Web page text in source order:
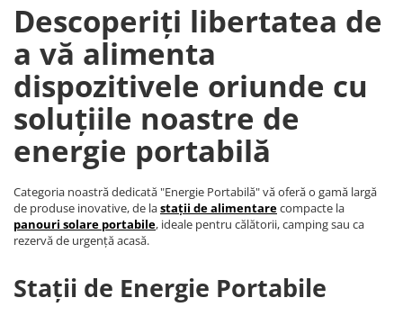
Descoperiți libertatea de
a vă alimenta
dispozitivele oriunde cu
soluțiile noastre de
energie portabilă
Categoria noastră dedicată "Energie Portabilă" vă oferă o gamă largă
de produse inovative, de lastații de alimentarecompacte la
panouri solare portabile, ideale pentru călătorii, camping sau ca
rezervă de urgență acasă.
Stații de Energie Portabile